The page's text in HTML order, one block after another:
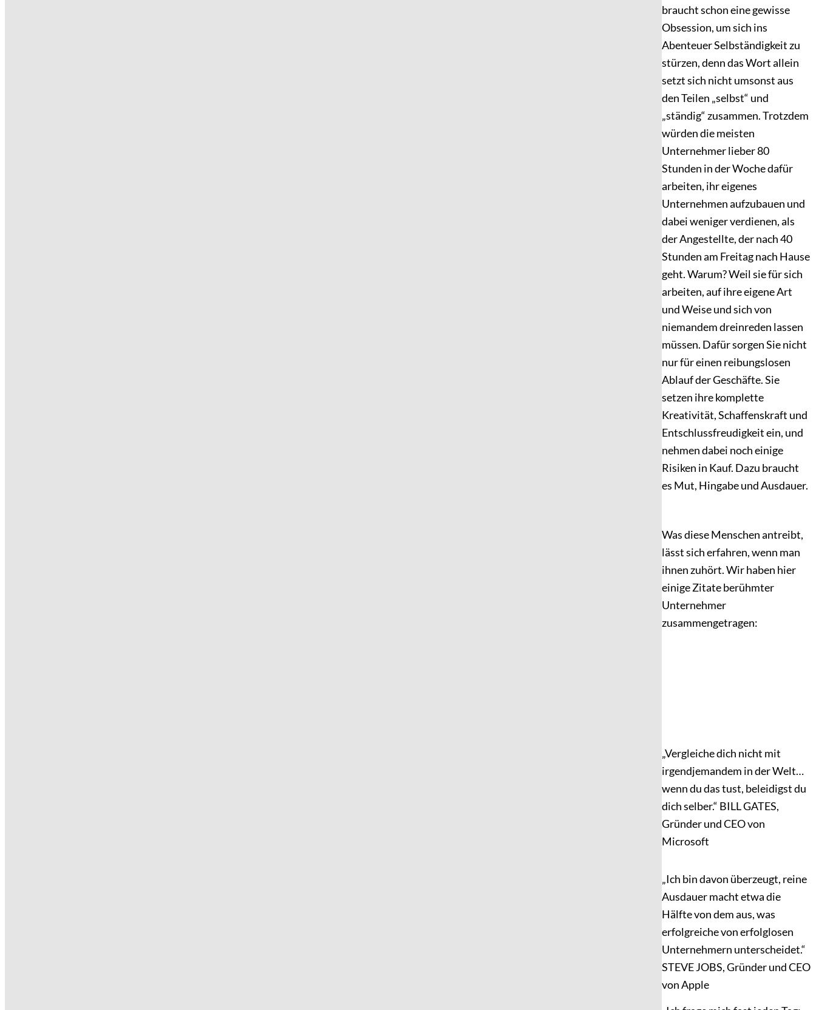
braucht schon eine gewisse
Obsession, um sich ins
Abenteuer Selbständigkeit zu
stürzen, denn das Wort allein
setzt sich nicht umsonst aus
den Teilen „selbst“ und
„ständig“ zusammen. Trotzdem
würden die meisten
Unternehmer lieber 80
Stunden in der Woche dafür
arbeiten, ihr eigenes
Unternehmen aufzubauen und
dabei weniger verdienen, als
der Angestellte, der nach 40
Stunden am Freitag nach Hause
geht. Warum? Weil sie für sich
arbeiten, auf ihre eigene Art
und Weise und sich von
niemandem dreinreden lassen
müssen. Dafür sorgen Sie nicht
nur für einen reibungslosen
Ablauf der Geschäfte. Sie
setzen ihre komplette
Kreativität, Schaffenskraft und
Entschlussfreudigkeit ein, und
nehmen dabei noch einige
Risiken in Kauf. Dazu braucht
es Mut, Hingabe und Ausdauer.
Was diese Menschen antreibt,
lässt sich erfahren, wenn man
ihnen zuhört. Wir haben hier
einige Zitate berühmter
Unternehmer
zusammengetragen:
„Vergleiche dich nicht mit
irgendjemandem in der Welt…
wenn du das tust, beleidigst du
dich selber.“ BILL GATES,
Gründer und CEO von
Microsoft
„Ich bin davon überzeugt, reine
Ausdauer macht etwa die
Hälfte von dem aus, was
erfolgreiche von erfolglosen
Unternehmern unterscheidet.“
STEVE JOBS, Gründer und CEO
von Apple